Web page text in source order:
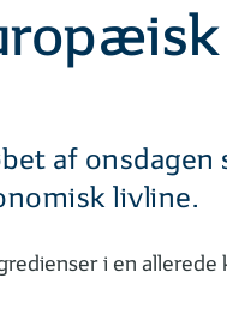
af onsdagen
livline.
i en